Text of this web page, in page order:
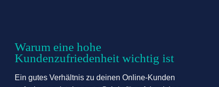
Warum eine hohe
Kundenzufriedenheit wichtig ist
Ein gutes Verhältnis zu deinen Online-Kunden